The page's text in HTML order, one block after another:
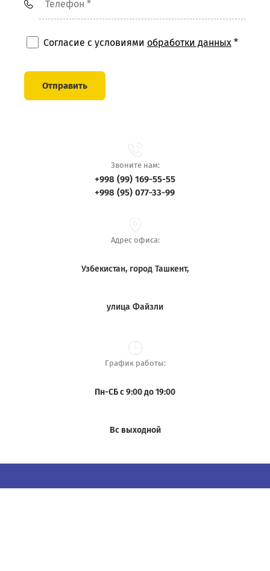
Согласие с условиями обработки данных *
Отправить
Звоните нам:
+998 (99) 169-55-55
+998 (95) 077-33-99
Узбекистан, город Ташкент,
улица Файзли
Адрес офиса:
График работы:
Пн-СБ с 9:00 до 19:00
Вс выходной